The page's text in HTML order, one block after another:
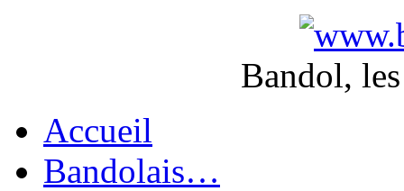
Bandol,
Accueil
Bandolais…